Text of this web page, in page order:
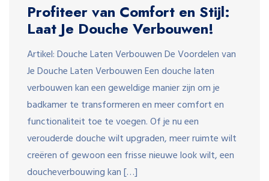
Profiteer van Comfort en Stijl:
Laat Je Douche Verbouwen!
Artikel: Douche Laten Verbouwen De Voordelen van
Je Douche Laten Verbouwen Een douche laten
verbouwen kan een geweldige manier zijn om je
badkamer te transformeren en meer comfort en
functionaliteit toe te voegen. Of je nu een
verouderde douche wilt upgraden, meer ruimte wilt
creëren of gewoon een frisse nieuwe look wilt, een
doucheverbouwing kan […]